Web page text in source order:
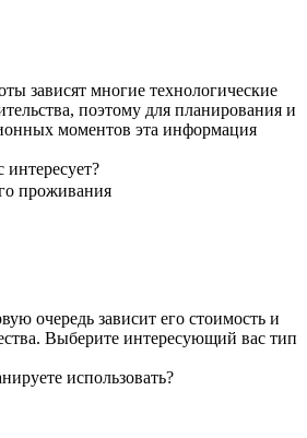
зависят многие технологические
поэтому для планирования и
моментов эта информация
интересует?
проживания
очередь зависит его стоимость и
Выберите интересующий вас тип
использовать?